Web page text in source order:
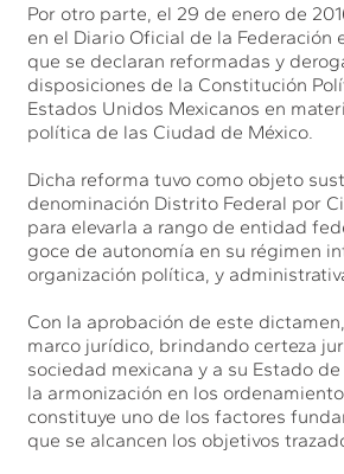
Por otro parte, el 29 de enero de
en el Diario Oficial de la Federación
que se declaran reformadas y
disposiciones de la Constitución
Estados Unidos Mexicanos en
política de las Ciudad de México.
Dicha reforma tuvo como objeto
denominación Distrito Federal por
para elevarla a rango de entidad
goce de autonomía en su régimen
organización política, y
Con la aprobación de este
marco jurídico, brindando certeza
sociedad mexicana y a su Estado
la armonización en los
constituye uno de los factores
que se alcancen los objetivos